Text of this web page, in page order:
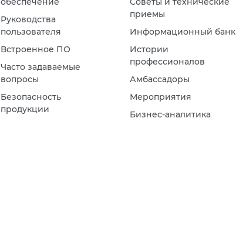
Руководства
пользователя
Встроенное ПО
Часто задаваемые
вопросы
Безопасность
продукции
приемы
Информационный банк
Истории
профессионалов
Амбассадоры
Мероприятия
Бизнес-аналитика